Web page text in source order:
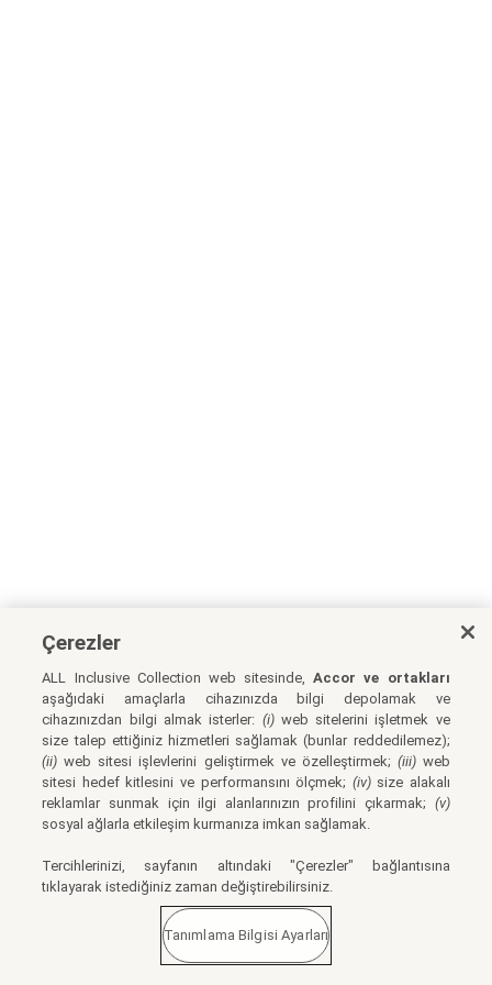
Çerezler
ALL Inclusive Collection web sitesinde,Accor ve ortakları
aşağıdaki amaçlarla cihazınızda bilgi depolamak ve
cihazınızdan bilgi almak isterler: (i)web sitelerini işletmek ve
size talep ettiğiniz hizmetleri sağlamak (bunlar reddedilemez);
(ii) web sitesi işlevlerini geliştirmek ve özelleştirmek; (iii)web
sitesi hedef kitlesini ve performansını ölçmek; (iv)size alakalı
reklamlar sunmak için ilgi alanlarınızın profilini çıkarmak; (v)
sosyal ağlarla etkileşim kurmanıza imkan sağlamak.
Tercihlerinizi, sayfanın altındaki "Çerezler" bağlantısına
tıklayarak istediğiniz zaman değiştirebilirsiniz.
Tanımlama Bilgisi Ayarları